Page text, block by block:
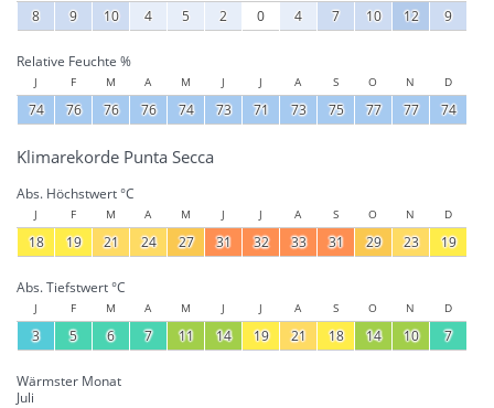
8 9 10 4 5 2 0 4 7 10 12 9
Relative Feuchte %
J F M A M J J A S O N D
74 76 76 76 74 73 71 73 75 77 77 74
Klimarekorde Punta Secca
Abs. Höchstwert °C
J F M A M J J A S O N D
18 19 21 24 27 31 32 33 31 29 23 19
Abs. Tiefstwert °C
J F M A M J J A S O N D
3 5 6 7 11 14 19 21 18 14 10 7
Wärmster Monat
Juli